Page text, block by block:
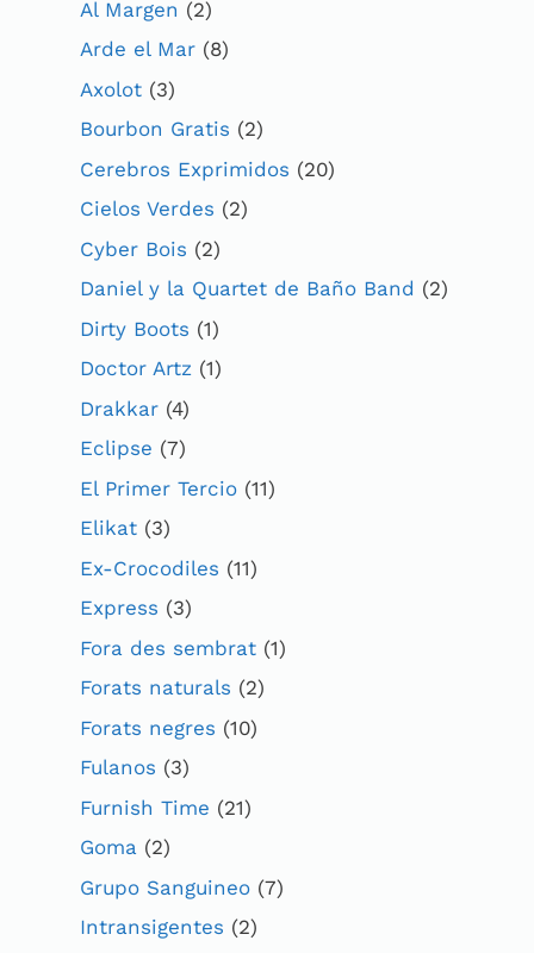
Al Margen (2)
Arde el Mar (8)
Axolot (3)
Bourbon Gratis (2)
Cerebros Exprimidos (20)
Cielos Verdes (2)
Cyber Bois (2)
Daniel y la Quartet de Baño Band (2)
Dirty Boots (1)
Doctor Artz (1)
Drakkar (4)
Eclipse (7)
El Primer Tercio (11)
Elikat (3)
Ex-Crocodiles (11)
Express (3)
Fora des sembrat (1)
Forats naturals (2)
Forats negres (10)
Fulanos (3)
Furnish Time (21)
Goma (2)
Grupo Sanguineo (7)
Intransigentes (2)